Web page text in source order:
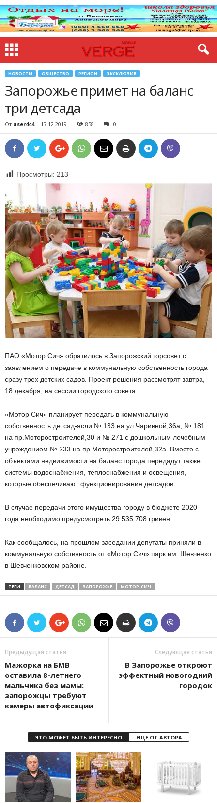
НОВОСТИ ОБЩЕСТВО РЕГИОН ЭКСКЛЮЗИВ
Запорожье примет на баланс
три детсада
От user444- 17.12.2019 858 0
Просмотры: 213
ПАО «Мотор Сич» обратилось в Запорожский горсовет с
заявлением о передаче в коммунальную собственность города
сразу трех детских садов. Проект решения рассмотрят завтра,
18 декабря, на сессии городского совета.
«Мотор Сич» планирует передать в коммунальную
собственность детсад-ясли № 133 на ул.Чаривной,36а, № 181
на пр.Моторостроителей,30 и № 271 с дошкольным лечебным
учреждением № 233 на пр.Моторостроителей,32а. Вместе с
объектами недвижимости на баланс города передадут также
системы водоснабжения, теплоснабжения и освещения,
которые обеспечивают функционирование детсадов.
В случае передачи этого имущества городу в бюджете 2020
года необходимо предусмотреть 29 535 708 гривен.
Как сообщалось, на прошлом заседании депутаты приняли в
коммунальную собствнность от «Мотор Сич» парк им. Шевченко
в Шевченковском районе.
ТЕГИ БАЛАНС ДЕТСАД ЗАПОРОЖЬЕ МОТОР-СИЧ
Предыдущая статья
Мажорка на БМВ
оставила 8-летнего
мальчика без мамы:
запорожцы требуют
камеры автофиксации
Следующая статья
В Запорожье откроют
эффектный новогодний
городок
ЭТО МОЖЕТ БЫТЬ ИНТЕРЕСНО ЕЩЕ ОТ АВТОРА